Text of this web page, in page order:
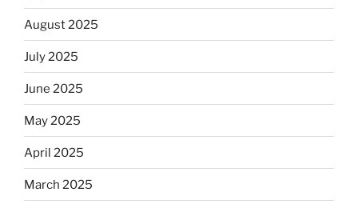
August 2025
July 2025
June 2025
May 2025
April 2025
March 2025